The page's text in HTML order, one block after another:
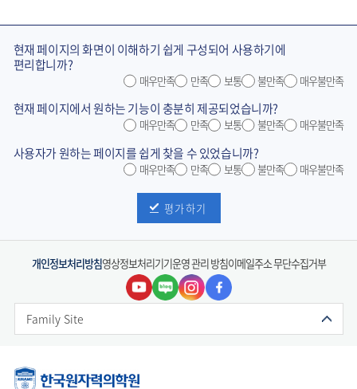
현재 페이지의 화면이 이해하기 쉽게 구성되어 사용하기에
편리합니까?
매우만족 만족 보통 불만족 매우불만족
현재 페이지에서 원하는 기능이 충분히 제공되었습니까?
매우만족 만족 보통 불만족 매우불만족
사용자가 원하는 페이지를 쉽게 찾을 수 있었습니까?
매우만족 만족 보통 불만족 매우불만족
평가하기
개인정보처리방침영상정보처리기기운영 관리 방침이메일주소 무단수집거부
Family Site